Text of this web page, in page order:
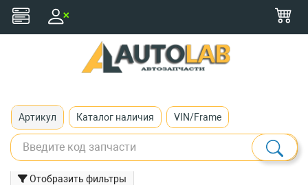
Артикул Каталог наличия VIN/Frame
Отобразить фильтры